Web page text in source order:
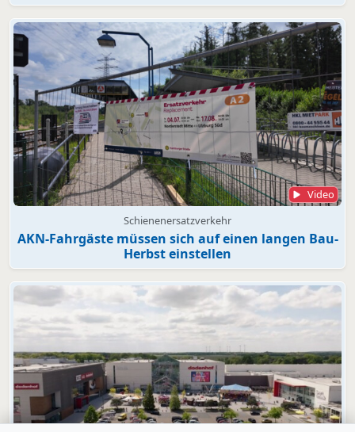
Video
Schienenersatzverkehr
AKN-Fahrgäste müssen sich auf einen langen Bau-
Herbst einstellen